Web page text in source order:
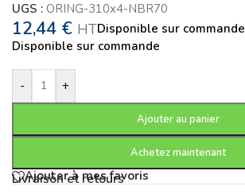
UGS : ORING-310x4-NBR70
12,44 € HTDisponible sur commande
Disponible sur commande
- +
Ajouter au panier
Achetez maintenant
Ajouter à mes favoris
Livraison et retours